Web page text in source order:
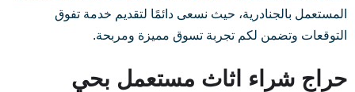
المستعمل بالجنادرية، حيث نسعى دائمًا لتقديم خدمة تفوق
التوقعات وتضمن لكم تجربة تسوق مميزة ومربحة.
حراج شراء اثاث مستعمل بحي